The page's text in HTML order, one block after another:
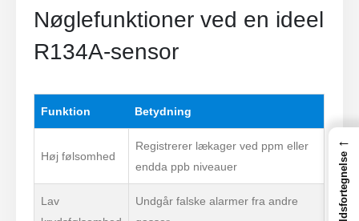
Nøglefunktioner ved en ideel
R134A-sensor
Funktion Betydning
Høj følsomhed
Registrerer lækager ved ppm eller
endda ppb niveauer
Lav
Undgår falske alarmer fra andre
←